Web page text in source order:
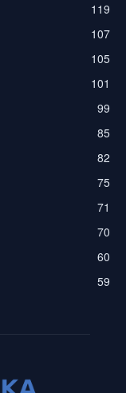
119
107
105
101
99
85
82
75
71
70
60
59